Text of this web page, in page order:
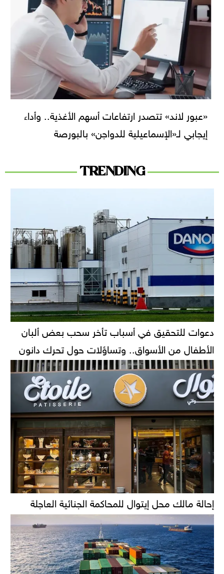
«عبور لاند» تتصدر ارتفاعات أسهم الأغذية.. وأداء
إيجابي لـ«الإسماعيلية للدواجن» بالبورصة
TRENDING
دعوات للتحقيق في أسباب تأخر سحب بعض ألبان
الأطفال من الأسواق.. وتساؤلات حول تحرك دانون
إحالة مالك محل إيتوال للمحاكمة الجنائية العاجلة